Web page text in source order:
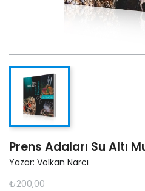
Prens Adaları Su Altı
Yazar: Volkan Narcı
₺200,00